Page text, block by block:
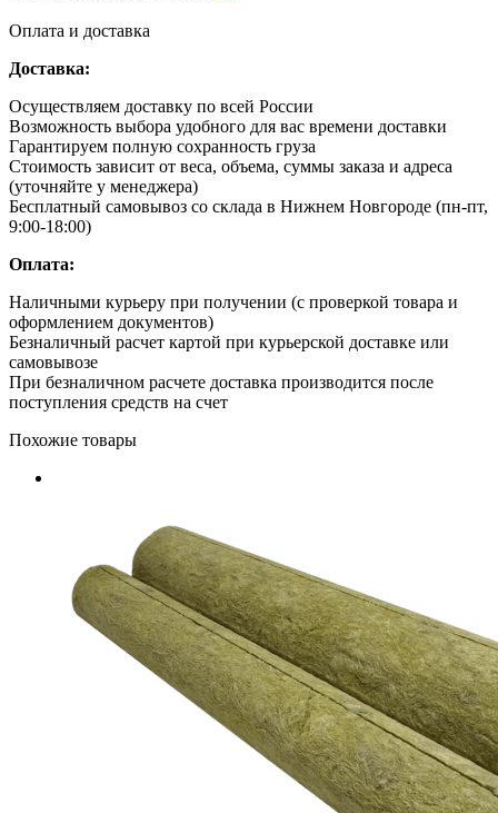
Оплата и доставка
Доставка:
Осуществляем доставку по всей России
Возможность выбора удобного для вас времени доставки
Гарантируем полную сохранность груза
Стоимость зависит от веса, объема, суммы заказа и адреса
(уточняйте у менеджера)
Бесплатный самовывоз со склада в Нижнем Новгороде (пн-пт,
9:00-18:00)
Оплата:
Наличными курьеру при получении (с проверкой товара и
оформлением документов)
Безналичный расчет картой при курьерской доставке или
самовывозе
При безналичном расчете доставка производится после
поступления средств на счет
Похожие товары